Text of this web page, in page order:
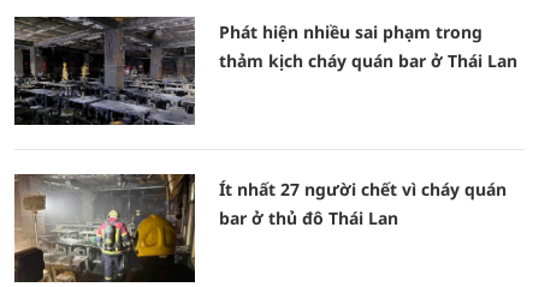
Phát hiện nhiều sai phạm trong
thảm kịch cháy quán bar ở Thái Lan
Ít nhất 27 người chết vì cháy quán
bar ở thủ đô Thái Lan